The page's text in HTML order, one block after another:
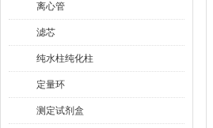
离心管
滤芯
纯水柱纯化柱
定量环
测定试剂盒